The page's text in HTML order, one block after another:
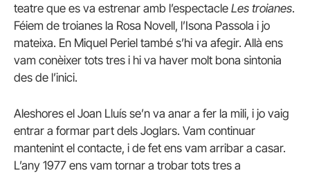
teatre que es va estrenar amb l’espectacle Les troianes.
Féiem de troianes la Rosa Novell, l’Isona Passola i jo
mateixa. En Miquel Periel també s’hi va afegir. Allà ens
vam conèixer tots tres i hi va haver molt bona sintonia
des de l’inici.
Aleshores el Joan Lluís se’n va anar a fer la mili, i jo vaig
entrar a formar part dels Joglars. Vam continuar
mantenint el contacte, i de fet ens vam arribar a casar.
L’any 1977 ens vam tornar a trobar tots tres a